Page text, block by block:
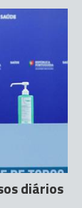
diários